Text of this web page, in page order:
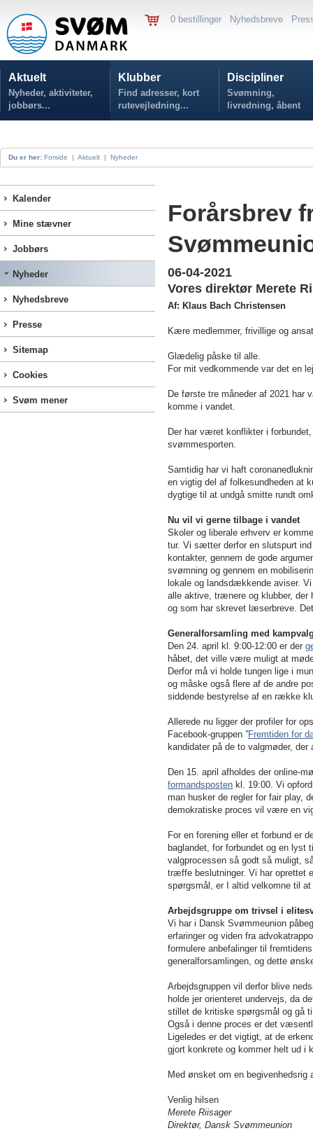
0 bestillinger Nyhedsbreve
Aktuelt
Nyheder, aktiviteter,
jobbørs...
Klubber
Find adresser, kort
rutevejledning...
Discipliner
Svømning,
livredning, åbent
vand...
Du er her: Forside | Aktuelt | Nyheder
Kalender
Mine stævner
Jobbørs
Nyheder
Nyhedsbreve
Presse
Sitemap
Cookies
Svøm mener
Forårsbrev
06-04-2021
Vores direktør Merete
Af: Klaus Bach Christensen
Kære medlemmer, frivillige og
Glædelig påske til alle.
For mit vedkommende var det en
De første tre måneder af 2021
komme i vandet.
Der har været konflikter i
svømmesporten.
Samtidig har vi haft
en vigtig del af folkesundheden at
dygtige til at undgå smitte rundt
Nu vil vi gerne tilbage i vandet
Skoler og liberale erhverv er
tur. Vi sætter derfor en slutspurt
kontakter, gennem de gode
svømning og gennem en
lokale og landsdækkende aviser.
alle aktive, trænere og klubber, der
og som har skrevet læserbreve.
Generalforsamling med
Den 24. april kl. 9:00-12:00 er der
håbet, det ville være muligt at
Derfor må vi holde tungen lige i
og måske også flere af de andre
siddende bestyrelse af en række
Allerede nu ligger der profiler for
Facebook-gruppen ”Fremtiden for
kandidater på de to valgmøder,
Den 15. april afholdes der online-
formandsposten kl. 19:00. Vi
man husker de regler for fair play,
demokratiske proces vil være en
For en forening eller et forbund er
baglandet, for forbundet og en lyst
valgprocessen så godt så muligt,
træffe beslutninger. Vi har oprettet
spørgsmål, er I altid velkomne til
Arbejdsgruppe om trivsel i
Vi har i Dansk Svømmeunion
erfaringer og viden fra
formulere anbefalinger til
generalforsamlingen, og dette
Arbejdsgruppen vil derfor blive
holde jer orienteret undervejs, da
stillet de kritiske spørgsmål og gå
Også i denne proces er det
Ligeledes er det vigtigt, at de
gjort konkrete og kommer helt ud i
Med ønsket om en
Venlig hilsen
Merete Riisager
Direktør, Dansk Svømmeunion